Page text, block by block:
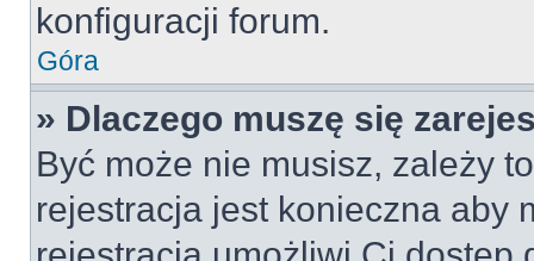
konfiguracji forum.
Góra
» Dlaczego muszę się
Być może nie musisz, zależy
rejestracja jest konieczna aby